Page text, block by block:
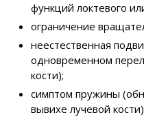
функций локтевого
ограничение
неестественная
одновременном
кости);
симптом пружины
вывихе лучевой